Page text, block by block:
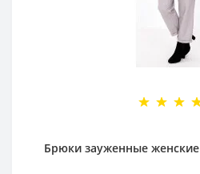
Брюки зауженные